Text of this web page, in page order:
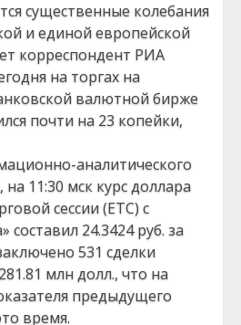
существенные колебания
и единой европейской
корреспондент РИА
на торгах на
валютной бирже
почти на 23 копейки,
аналитического
11:30 мск курс доллара
сессии (ЕТС) с
составил 24.3424 руб. за
531 сделки
млн долл., что на
предыдущего
время.